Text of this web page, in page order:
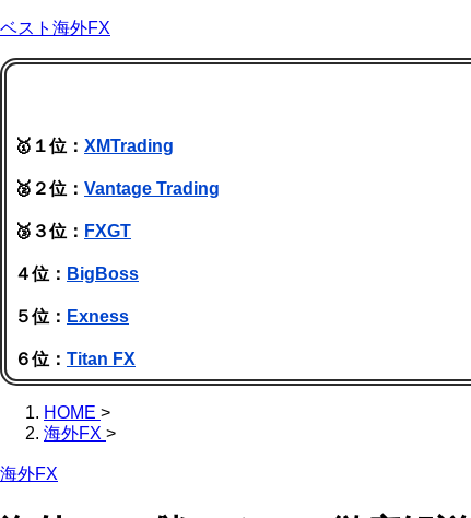
ベスト海外FX
🥇１位： XMTrading
🥈２位： Vantage Trading
🥉３位： FXGT
４位： BigBoss
５位： Exness
６位： Titan FX
HOME >
海外FX >
海外FX